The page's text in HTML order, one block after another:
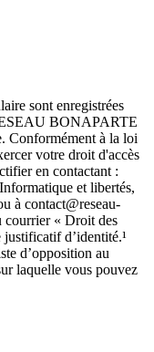
sont enregistrées
BONAPARTE
Conformément à la loi
votre droit d'accès
en contactant :
et libertés,
à contact@reseau-
courrier « Droit des
d’identité.¹
d’opposition au
laquelle vous pouvez